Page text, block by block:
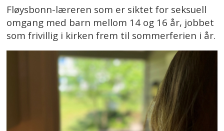
Fløysbonn-læreren som er siktet for seksuell
omgang med barn mellom 14 og 16 år, jobbet
som frivillig i kirken frem til sommerferien i år.